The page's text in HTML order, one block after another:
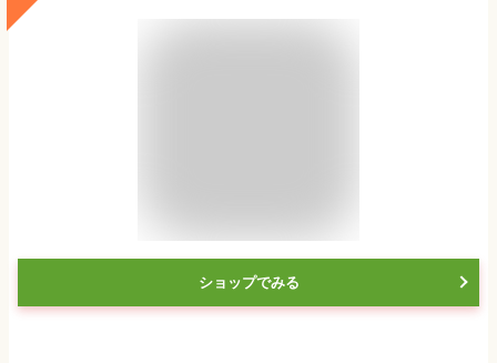
ショップでみる